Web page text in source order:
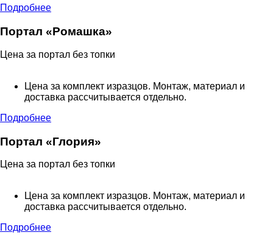
Подробнее
Портал «Ромашка»
Цена за портал без топки
Цена за комплект изразцов. Монтаж, материал и
доставка рассчитывается отдельно.
Подробнее
Портал «Глория»
Цена за портал без топки
Цена за комплект изразцов. Монтаж, материал и
доставка рассчитывается отдельно.
Подробнее